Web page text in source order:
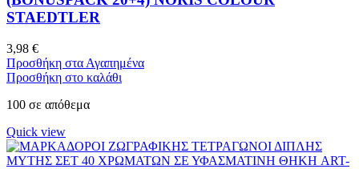
STAEDTLER
3,98 €
Προσθήκη στα Αγαπημένα
Προσθήκη στο καλάθι
100 σε απόθεμα
Quick view